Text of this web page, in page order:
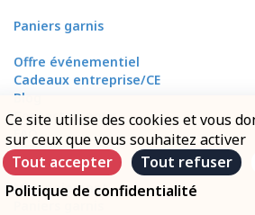
Paniers garnis
Offre événementiel
Cadeaux entreprise/CE
Blog
Contactez-nous
FAQ
Mon compte
Mes livraisons
Mon paiement
Ce site utilise des cookies et vous
sur ceux que vous souhaitez activer
Tout accepter
Tout refuser
Politique de confidentialité